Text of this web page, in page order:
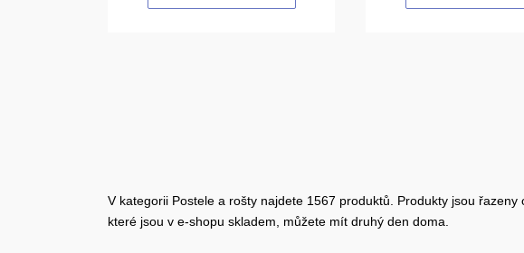
V kategorii Postele a rošty najdete 1567 produktů. Produkty jsou
které jsou v e-shopu skladem, můžete mít druhý den doma.